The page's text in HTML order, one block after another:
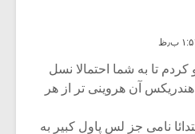
تا به شما احتمالا نسل
هندریکس آن هروینی تر از هر
نامی جز لس پاول کبیر به